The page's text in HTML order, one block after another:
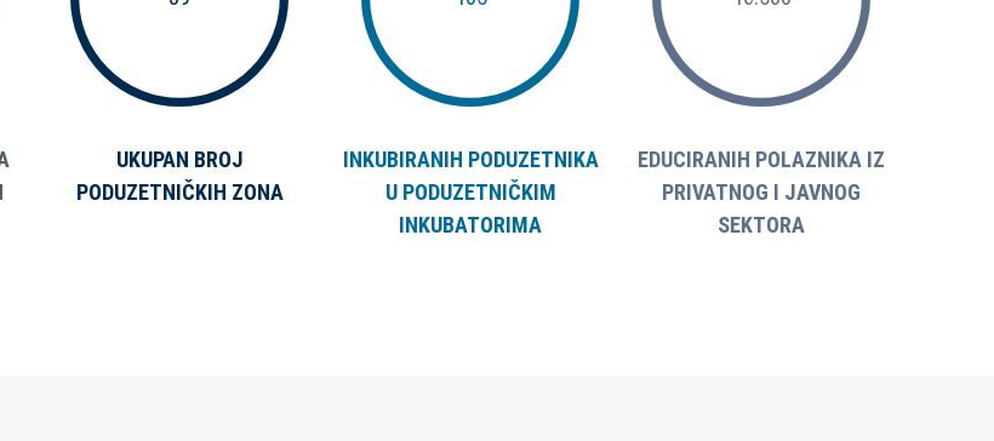
UKUPAN BROJ
PODUZETNIČKIH ZONA
INKUBIRANIH PODUZETNIKA
U PODUZETNIČKIM
INKUBATORIMA
EDUCIRANIH POLAZNIKA IZ
PRIVATNOG I JAVNOG
SEKTORA